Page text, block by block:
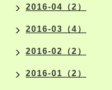
2016-04（2）
2016-03（4）
2016-02（2）
2016-01（2）